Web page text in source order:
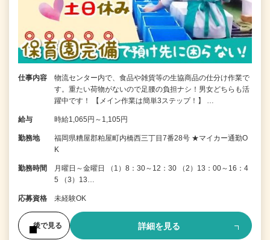
仕事内容
物流センター内で、食品や雑貨等の生協商品の仕分け作業で
す。重たい荷物がないので足腰の負担ナシ！男女どちらも活
躍中です！ 【メイン作業は簡単3ステップ！】 …
給与 時給1,065円～1,105円
勤務地
福岡県糟屋郡粕屋町内橋西三丁目7番28号 ★マイカー通勤O
K
勤務時間
月曜日～金曜日 （1）8：30～12：30 （2）13：00～16：4
5 （3）13…
応募資格 未経験OK
後で見る 詳細を見る